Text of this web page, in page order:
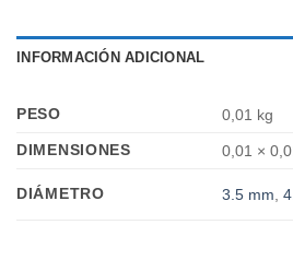
INFORMACIÓN ADICIONAL
PESO
0,01 kg
DIMENSIONES
0,01 ×
DIÁMETRO 3.5 mm,